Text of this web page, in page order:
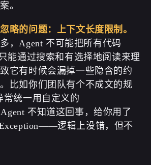
。
略的问题：上下文长度限制。
，Agent 不可能把所有代码
能通过搜索和有选择地阅读来理
它有时候会漏掉一些隐含的约
比如你们团队有个不成文的规
常统一用自定义的
不知道这回事，给你用了
逻辑上没错，但不